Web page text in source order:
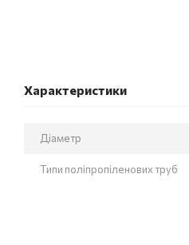
Характеристики
Діаметр
Типи поліпропіленових труб